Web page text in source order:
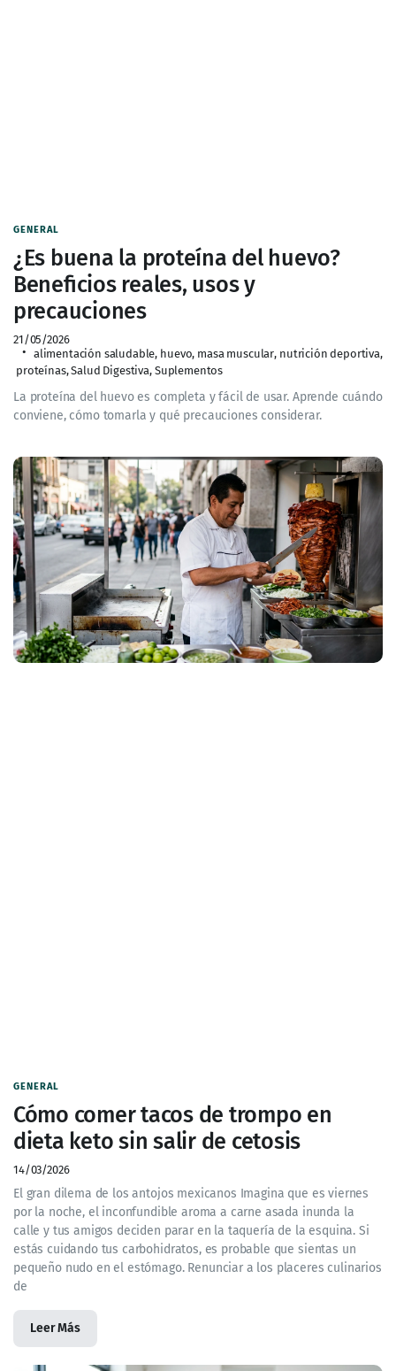
GENERAL
¿Es buena la proteína del huevo?
Beneficios reales, usos y
precauciones
21/05/2026
alimentación saludable, huevo, masa muscular, nutrición deportiva,
proteínas, Salud Digestiva, Suplementos
La proteína del huevo es completa y fácil de usar. Aprende cuándo
conviene, cómo tomarla y qué precauciones considerar.
GENERAL
Cómo comer tacos de trompo en
dieta keto sin salir de cetosis
14/03/2026
El gran dilema de los antojos mexicanos Imagina que es viernes
por la noche, el inconfundible aroma a carne asada inunda la
calle y tus amigos deciden parar en la taquería de la esquina. Si
estás cuidando tus carbohidratos, es probable que sientas un
pequeño nudo en el estómago. Renunciar a los placeres culinarios
de
Leer Más